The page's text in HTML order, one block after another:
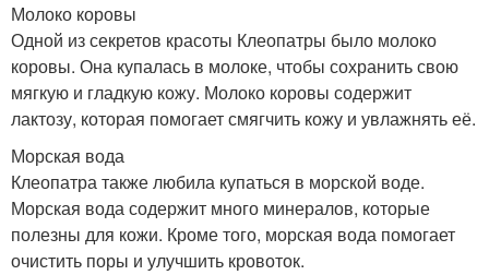
Молоко коровы
Одной из секретов красоты Клеопатры было молоко
коровы. Она купалась в молоке, чтобы сохранить свою
мягкую и гладкую кожу. Молоко коровы содержит
лактозу, которая помогает смягчить кожу и увлажнять её.
Морская вода
Клеопатра также любила купаться в морской воде.
Морская вода содержит много минералов, которые
полезны для кожи. Кроме того, морская вода помогает
очистить поры и улучшить кровоток.